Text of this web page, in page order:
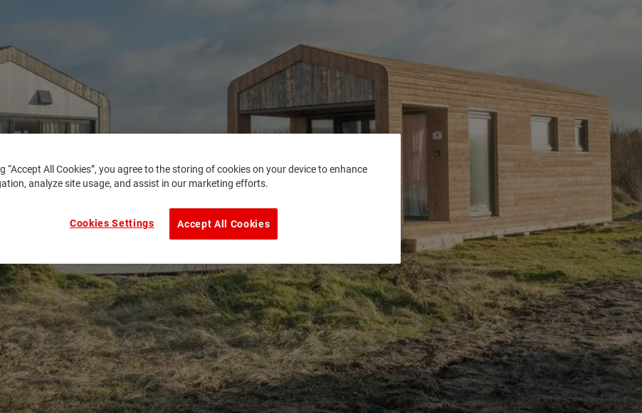
“Accept All Cookies”, you agree to the storing of cookies on your device to enhance
analyze site usage, and assist in our marketing efforts.
Accept All Cookies
Cookies Settings